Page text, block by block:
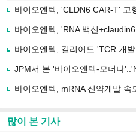
로
사
유
기
바이오엔텍, 'CLDN6 CAR-T' 고
바이오엔텍, 'RNA 백신
바이오엔텍, 길리어드 'TCR 개
JPM서 본 '바이오엔텍-모더나
바이오엔텍, mRNA 신약개발 속
많이 본 기사